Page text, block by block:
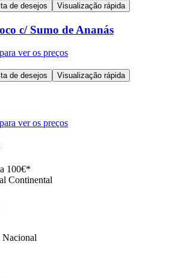
de desejos Visualização rápida
c/ Sumo de Ananás
ver os preços
de desejos Visualização rápida
ver os preços
100€*
Continental
Nacional